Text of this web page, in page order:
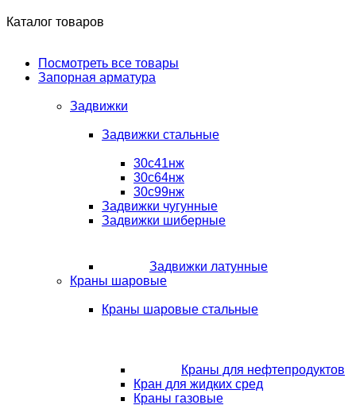
Каталог товаров
Посмотреть все товары
Запорная арматура
Задвижки
Задвижки стальные
30с41нж
30с64нж
30с99нж
Задвижки чугунные
Задвижки шиберные
Задвижки латунные
Краны шаровые
Краны шаровые стальные
Краны для нефтепродуктов
Кран для жидких сред
Краны газовые